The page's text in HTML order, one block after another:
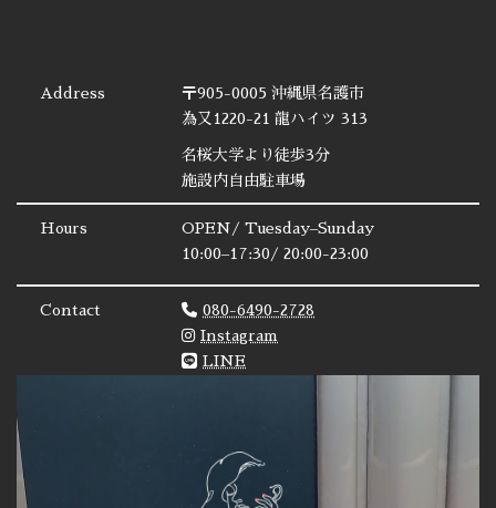
Address
〒905-0005 沖縄県名護市
為又1220-21 龍ハイツ 313
名桜大学より徒歩3分
施設内自由駐車場
Hours
OPEN/ Tuesday–Sunday
10:00–17:30/ 20:00-23:00
Contact
080-6490-2728
Instagram
LINE